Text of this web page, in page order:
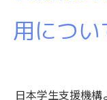
用につい
日本学生支援機構